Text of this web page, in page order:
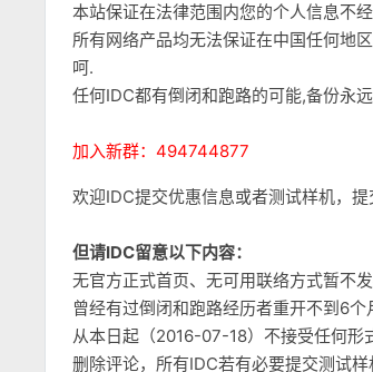
本站保证在法律范围内您的个人信息不
所有网络产品均无法保证在中国任何地
呵.
任何IDC都有倒闭和跑路的可能,备份永
加入新群：494744877
欢迎IDC提交优惠信息或者测试样机，
但请IDC留意以下内容：
无官方正式首页、无可用联络方式暂不发
曾经有过倒闭和跑路经历者重开不到6个
从本日起（2016-07-18）不接受任何形
删除评论，所有IDC若有必要提交测试样